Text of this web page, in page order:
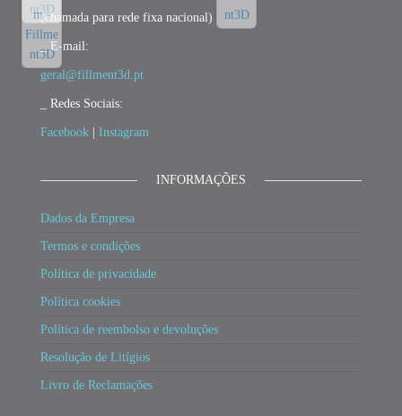
(chamada para rede fixa nacional)
_ E-mail:
geral@fillment3d.pt
_ Redes Sociais:
Facebook Instagram
INFORMAÇÕES
Dados da Empresa
Termos e condições
Política de privacidade
Política cookies
Política de reembolso e devoluções
Resolução de Litígios
Livro de Reclamações